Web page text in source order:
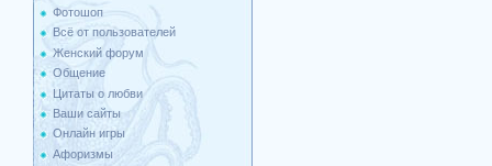
Фотошоп
Всё от пользователей
Женский форум
Общение
Цитаты о любви
Ваши сайты
Онлайн игры
Афоризмы